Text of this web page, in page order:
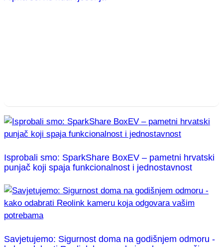
Isprobali smo: SparkShare BoxEV – pametni hrvatski
punjač koji spaja funkcionalnost i jednostavnost
Savjetujemo: Sigurnost doma na godišnjem odmoru -